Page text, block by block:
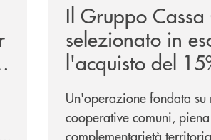
Il Gruppo
selezionato in
l'acquisto del
Cambiano 1884
Un'operazione fondata su
cooperative comuni, piena
complementarietà